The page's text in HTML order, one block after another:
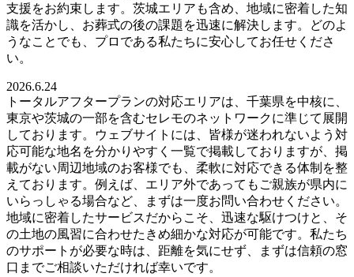
支援をお約束します。茨城エリアも含め、地域に密着した知
識を活かし、お葬式の後の課題を迅速に解決します。どのよ
うなことでも、プロである私たちに安心してお任せくださ
い。
2026.6.24
トータルアフタープランの対応エリアは、千葉県を中核に、
東京や茨城の一部を含むセレモのネットワークに準じて展開
しております。ウェブサイトには、皆様が迷われないよう対
応可能な地名を分かりやすく一覧で掲載しておりますが、掲
載がない周辺地域のお客様でも、柔軟に対応できる体制を整
えております。例えば、エリア外であってもご親族が県内に
いらっしゃる場合など、まずは一度お問い合わせください。
地域に密着したサービスだからこそ、迅速な駆けつけと、そ
の土地の風習に合わせたきめ細かな対応が可能です。私たち
のサポートが必要な時は、距離を気にせず、まずは信頼の窓
口までご相談いただければ幸いです。